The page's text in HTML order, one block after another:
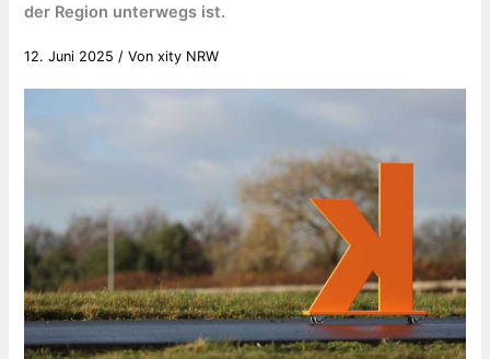
der Region unterwegs ist.
12. Juni 2025 / Vonxity NRW